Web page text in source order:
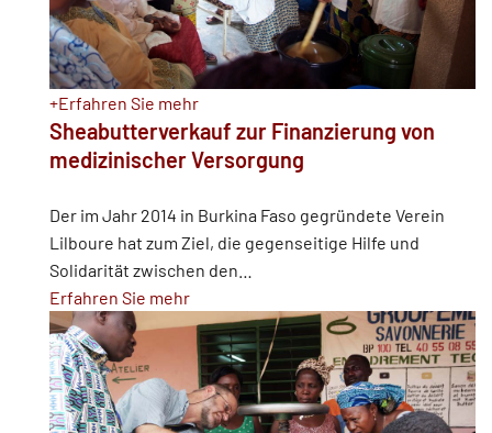
+Erfahren Sie mehr
Sheabutterverkauf zur Finanzierung von
medizinischer Versorgung
Der im Jahr 2014 in Burkina Faso gegründete Verein
Lilboure hat zum Ziel, die gegenseitige Hilfe und
Solidarität zwischen den
Erfahren Sie mehr